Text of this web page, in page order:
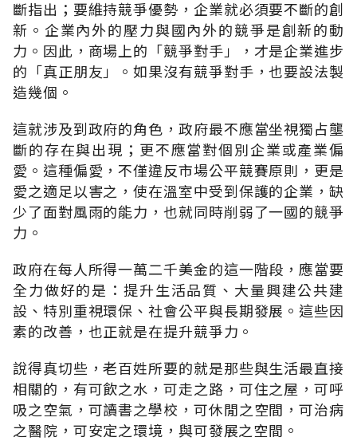
斷指出；要維持競爭優勢，企業就必須要不斷的創
新。企業內外的壓力與國內外的競爭是創新的動
力。因此，商場上的「競爭對手」，才是企業進步
的「真正朋友」。如果沒有競爭對手，也要設法製
造幾個。
這就涉及到政府的角色，政府最不應當坐視獨占壟
斷的存在與出現；更不應當對個別企業或產業偏
愛。這種偏愛，不僅違反市場公平競賽原則，更是
愛之適足以害之，使在溫室中受到保護的企業，缺
少了面對風雨的能力，也就同時削弱了一國的競爭
力。
政府在每人所得一萬二千美金的這一階段，應當要
全力做好的是：提升生活品質、大量興建公共建
設、特別重視環保、社會公平與長期發展。這些因
素的改善，也正就是在提升競爭力。
說得真切些，老百姓所要的就是那些與生活最直接
相關的，有可飲之水，可走之路，可住之屋，可呼
吸之空氣，可讀書之學校，可休閒之空間，可治病
之醫院，可安定之環境，與可發展之空間。